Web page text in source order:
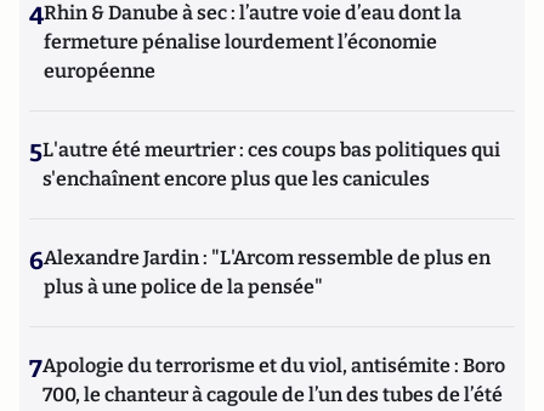
4Rhin & Danube à sec : l’autre voie d’eau dont la
fermeture pénalise lourdement l’économie
européenne
5L'autre été meurtrier : ces coups bas politiques qui
s'enchaînent encore plus que les canicules
6Alexandre Jardin : "L'Arcom ressemble de plus en
plus à une police de la pensée"
7Apologie du terrorisme et du viol, antisémite : Boro
700, le chanteur à cagoule de l’un des tubes de l’été